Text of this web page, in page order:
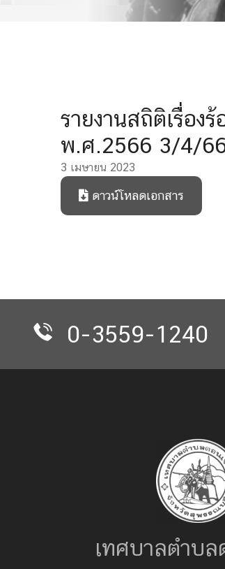
รายงานสถิติเรื่อง
พ.ศ.2566 3/4/
3 เมษายน 2023
ดาวน์โหลดเอกสาร
0-3559-1240
เทศบาลตำบล